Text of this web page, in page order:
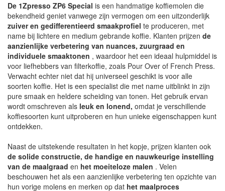
De 1Zpresso ZP6 Special is een handmatige koffiemolen die
bekendheid geniet vanwege zijn vermogen om een uitzonderlijk
zuiver en gedifferentieerd smaakprofiel te produceren, met
name bij lichtere en medium gebrande koffie. Klanten prijzen de
aanzienlijke verbetering van nuances, zuurgraad en
individuele smaaktonen , waardoor het een ideaal hulpmiddel is
voor liefhebbers van filterkoffie, zoals Pour Over of French Press.
Verwacht echter niet dat hij universeel geschikt is voor alle
soorten koffie. Het is een specialist die met name uitblinkt in zijn
pure smaak en heldere scheiding van tonen. Het gebruik ervan
wordt omschreven als leuk en lonend, omdat je verschillende
koffiesoorten kunt uitproberen en hun unieke eigenschappen kunt
ontdekken.
Naast de uitstekende resultaten in het kopje, prijzen klanten ook
de solide constructie, de handige en nauwkeurige instelling
van de maalgraad en het moeiteloze malen . Velen
beschouwen het als een aanzienlijke verbetering ten opzichte van
hun vorige molens en merken op dat het maalproces